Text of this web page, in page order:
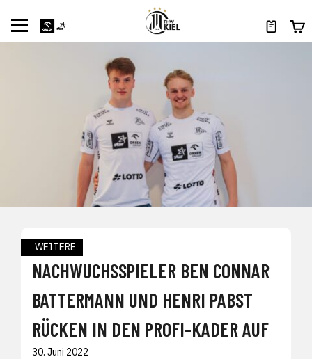
WEITERE
NACHWUCHSSPIELER BEN CONNAR
BATTERMANN UND HENRI PABST
RÜCKEN IN DEN PROFI-KADER AUF
30. Juni 2022